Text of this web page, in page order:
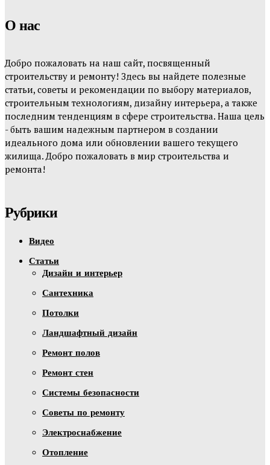
О нас
Добро пожаловать на наш сайт, посвященный
строительству и ремонту! Здесь вы найдете полезные
статьи, советы и рекомендации по выбору материалов,
строительным технологиям, дизайну интерьера, а также
последним тенденциям в сфере строительства. Наша цель
- быть вашим надежным партнером в создании
идеального дома или обновлении вашего текущего
жилища. Добро пожаловать в мир строительства и
ремонта!
Рубрики
Видео
Статьи
Дизайн и интерьер
Сантехника
Потолки
Ландшафтный дизайн
Ремонт полов
Ремонт стен
Системы безопасности
Советы по ремонту
Электроснабжение
Отопление